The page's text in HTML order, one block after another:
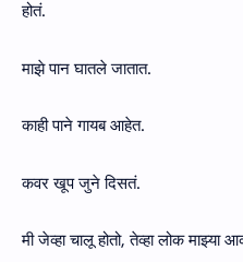
होतं.
माझे पान घातले जातात.
काही पाने गायब आहेत.
कवर खूप जुने दिसतं.
मी जेव्हा चालू होतो, तेव्हा लोक